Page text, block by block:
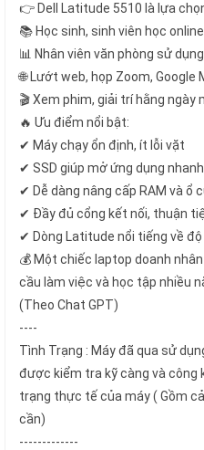
👉 Dell Latitude 5510 là lựa
📚 Học sinh, sinh viên học
📊 Nhân viên văn phòng sử
🌐 Lướt web, họp Zoom,
🎬 Xem phim, giải trí hằng ngày
🔥 Ưu điểm nổi bật:
✔ Máy chạy ổn định, ít lỗi vặt
✔ SSD giúp mở ứng dụng
✔ Dễ dàng nâng cấp RAM và ổ
✔ Đầy đủ cổng kết nối, thuận
✔ Dòng Latitude nổi tiếng về
💰 Một chiếc laptop doanh
cầu làm việc và học tập nhiều
(Theo Chat GPT)
----
Tình Trạng : Máy đã qua sử
được kiểm tra kỹ càng và công
trạng thực tế của máy ( Gồm
cần)
-------------